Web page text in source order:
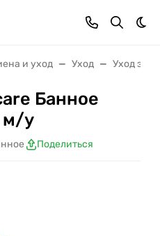
и уход Уход Уход за
Банное
м/у
Поделиться